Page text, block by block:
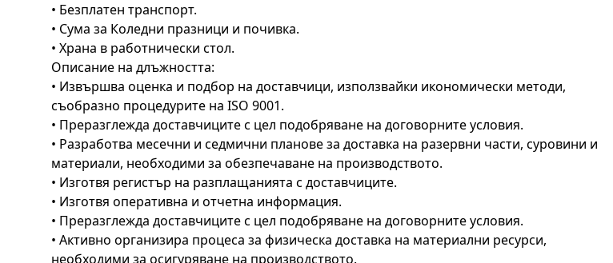
• Безплатен транспорт.
• Сума за Коледни празници и почивка.
• Храна в работнически стол.
Описание на длъжността:
• Извършва оценка и подбор на доставчици, използвайки икономически методи,
съобразно процедурите на ISO 9001.
• Преразглежда доставчиците с цел подобряване на договорните условия.
• Разработва месечни и седмични планове за доставка на разервни части, суровини и
материали, необходими за обезпечаване на производството.
• Изготвя регистър на разплащанията с доставчиците.
• Изготвя оперативна и отчетна информация.
• Преразглежда доставчиците с цел подобряване на договорните условия.
• Активно организира процеса за физическа доставка на материални ресурси,
необходими за осигуряване на производството.